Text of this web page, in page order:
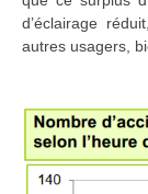
d’éclairage
autres usagers,